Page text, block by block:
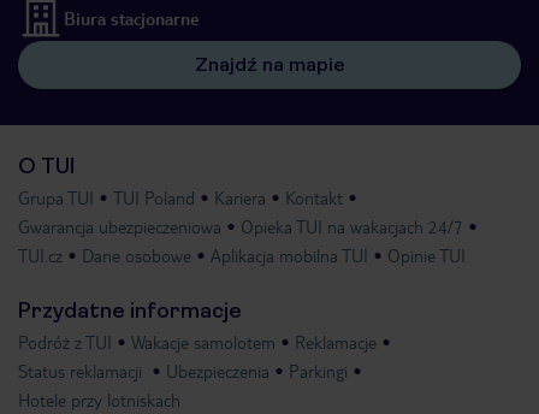
Biura stacjonarne
Znajdź na mapie
O TUI
Grupa TUI TUI Poland Kariera
Kontakt
Gwarancja ubezpieczeniowa
Opieka TUI na wakacjach 24/7
TUI.cz
Dane osobowe Aplikacja mobilna TUI Opinie TUI
Przydatne informacje
Podróż z TUI Wakacje samolotem
Reklamacje
Status reklamacji
Ubezpieczenia
Parkingi
Hotele przy lotniskach